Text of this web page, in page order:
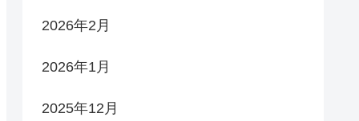
2026年2月
2026年1月
2025年12月